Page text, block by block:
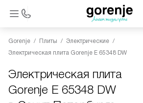
Gorenje Плиты
Электрические
Электрическая плита Gorenje E 65348 DW
Электрическая плита
Gorenje E 65348 DW